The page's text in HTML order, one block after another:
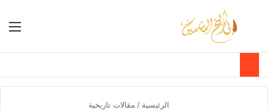
الوضع بحث عن
الرئيسية / مقالات تاريخية